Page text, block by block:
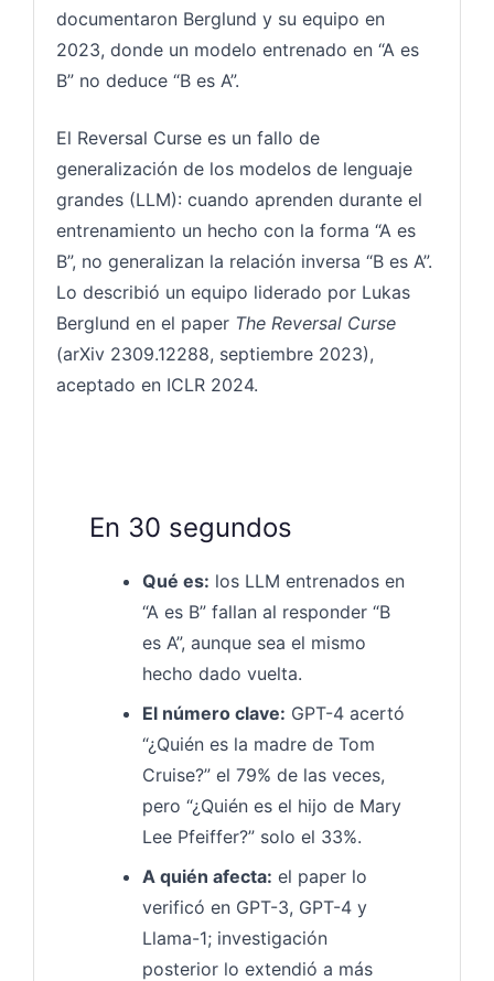
documentaron Berglund y su equipo en
2023, donde un modelo entrenado en “A es
B” no deduce “B es A”.
El Reversal Curse es un fallo de
generalización de los modelos de lenguaje
grandes (LLM): cuando aprenden durante el
entrenamiento un hecho con la forma “A es
B”, no generalizan la relación inversa “B es A”.
Lo describió un equipo liderado por Lukas
Berglund en el paper The Reversal Curse
(arXiv 2309.12288, septiembre 2023),
aceptado en ICLR 2024.
En 30 segundos
Qué es: los LLM entrenados en
“A es B” fallan al responder “B
es A”, aunque sea el mismo
hecho dado vuelta.
El número clave: GPT-4 acertó
“¿Quién es la madre de Tom
Cruise?” el 79% de las veces,
pero “¿Quién es el hijo de Mary
Lee Pfeiffer?” solo el 33%.
A quién afecta: el paper lo
verificó en GPT-3, GPT-4 y
Llama-1; investigación
posterior lo extendió a más